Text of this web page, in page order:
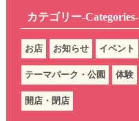
カテゴリー-Categories-
お店 お知らせ イベント
テーマパーク・公園 体験
開店・閉店